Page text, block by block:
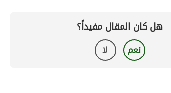
هل كان المقال مفيداً؟
نعم لا